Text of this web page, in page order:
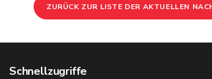
ZURÜCK ZUR LISTE DER AKTUELLEN
Schnellzugriffe